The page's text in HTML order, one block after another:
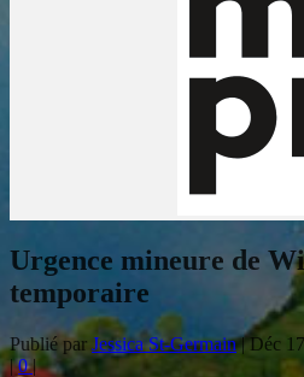
Urgence mineure de
temporaire
Publié par Jessica St-Germain|Déc
|0|